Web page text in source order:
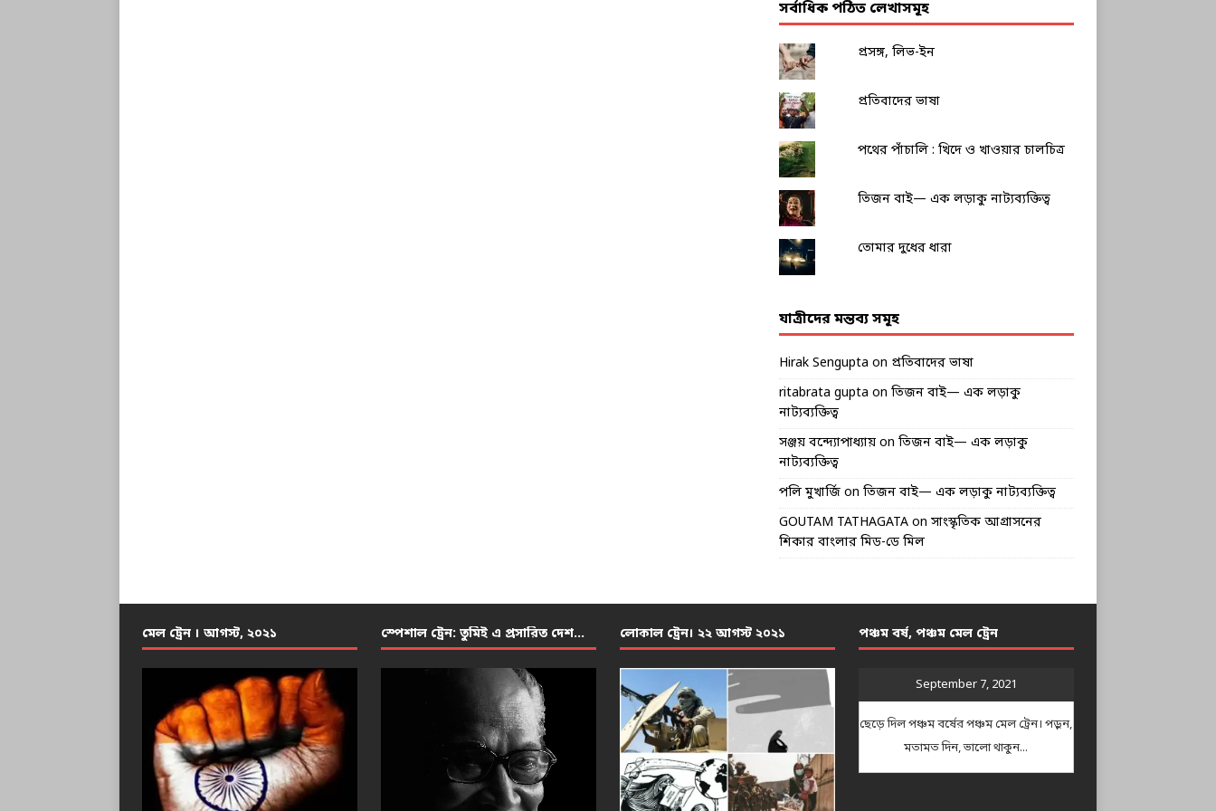
সর্বাধিক পঠিত লেখাসমূহ
প্রসঙ্গ, লিভ-ইন
প্রতিবাদের ভাষা
পথের পাঁচালি : খিদে ও খাওয়ার চালচিত্র
তিজন বাই— এক লড়াকু নাট্যব্যক্তিত্ব
তোমার দুধের ধারা
যাত্রীদের মন্তব্য সমূহ
Hirak Sengupta on প্রতিবাদের ভাষা
ritabrata gupta on তিজন বাই— এক লড়াকু
নাট্যব্যক্তিত্ব
সঞ্জয় বন্দ্যোপাধ্যায়on তিজন বাই— এক লড়াকু
নাট্যব্যক্তিত্ব
পলি মুখার্জিon তিজন বাই— এক লড়াকু নাট্যব্যক্তিত্ব
GOUTAM TATHAGATAon সাংস্কৃতিক আগ্রাসনের
শিকার বাংলার মিড-ডে মিল
মেল ট্রেন । আগস্ট, ২০২১ স্পেশাল ট্রেন: তুমিই এ প্রসারিত দেশ… লোকাল ট্রেন। ২২ আগস্ট ২০২১ পঞ্চম বর্ষ, পঞ্চম মেল ট্রেন
September 7, 2021
ছেড়ে দিল পঞ্চম বর্ষের পঞ্চম মেল ট্রেন। পড়ুন,
মতামত দিন, ভালো থাকুন...